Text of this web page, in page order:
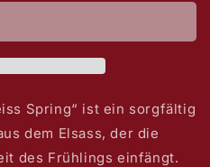
Spring“ ist ein sorgfältig
dem Elsass, der die
des Frühlings einfängt.